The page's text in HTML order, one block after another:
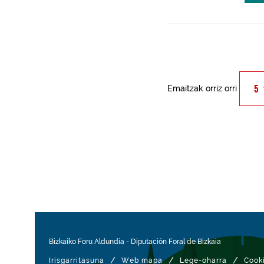
Emaitzak orriz orri
Bizkaiko Foru Aldundia - Diputación Foral de Bizkaia
Irisgarritasuna / Web mapa / Lege-oharra /